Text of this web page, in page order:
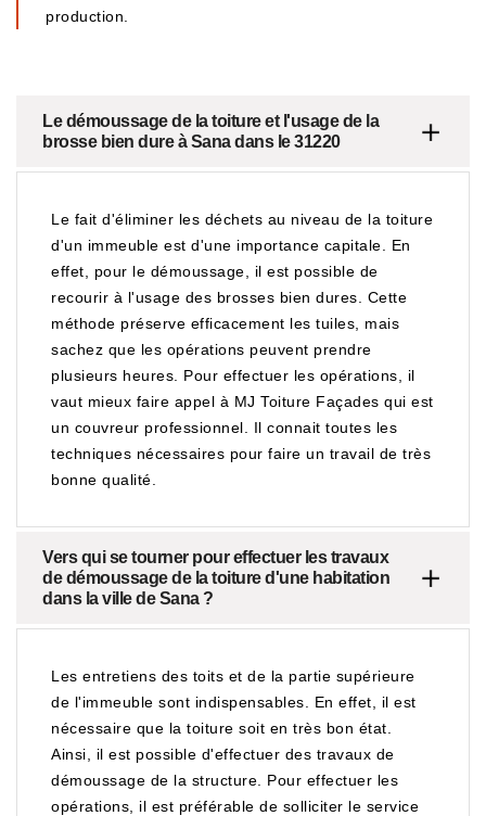
production.
Le démoussage de la toiture et l'usage de la
brosse bien dure à Sana dans le 31220
Le fait d'éliminer les déchets au niveau de la toiture
d'un immeuble est d'une importance capitale. En
effet, pour le démoussage, il est possible de
recourir à l'usage des brosses bien dures. Cette
méthode préserve efficacement les tuiles, mais
sachez que les opérations peuvent prendre
plusieurs heures. Pour effectuer les opérations, il
vaut mieux faire appel à MJ Toiture Façades qui est
un couvreur professionnel. Il connait toutes les
techniques nécessaires pour faire un travail de très
bonne qualité.
Vers qui se tourner pour effectuer les travaux
de démoussage de la toiture d'une habitation
dans la ville de Sana ?
Les entretiens des toits et de la partie supérieure
de l'immeuble sont indispensables. En effet, il est
nécessaire que la toiture soit en très bon état.
Ainsi, il est possible d'effectuer des travaux de
démoussage de la structure. Pour effectuer les
opérations, il est préférable de solliciter le service